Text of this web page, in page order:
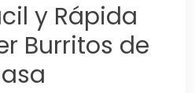
y Rápida
Burritos de